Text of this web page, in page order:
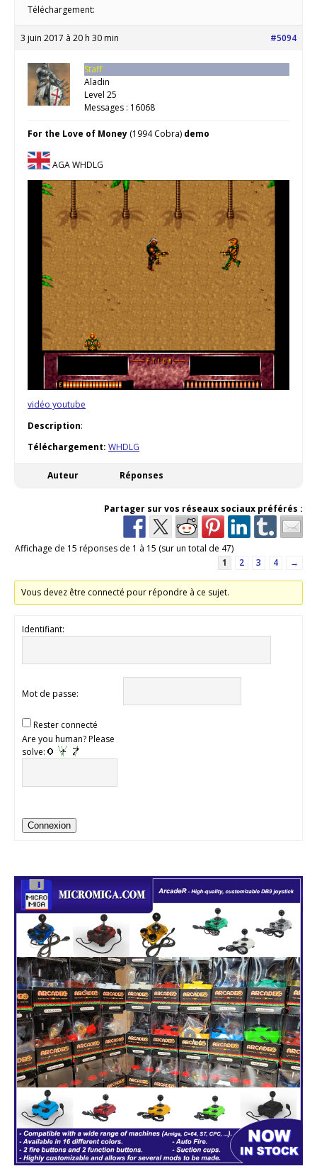
Téléchargement:
3 juin 2017 à 20 h 30 min #5094
Staff
Aladin
Level 25
Messages : 16068
For the Love of Money (1994 Cobra) demo
AGA WHDLG
vidéo youtube
Description:
Téléchargement: WHDLG
Auteur Réponses
Partager sur vos réseaux sociaux préférés :
Affichage de 15 réponses de 1 à 15 (sur un total de 47)
1
2 3 4 →
Vous devez être connecté pour répondre à ce sujet.
Identifiant:
Mot de passe:
Rester connecté
Are you human? Please
solve:
Connexion